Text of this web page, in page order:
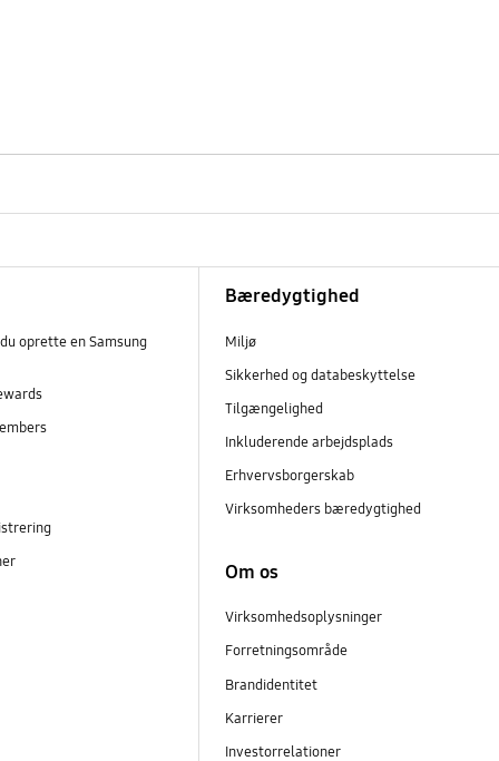
oprette en Samsung
Bæredygtighed
Miljø
Sikkerhed og databeskyttelse
Tilgængelighed
Inkluderende arbejdsplads
Erhvervsborgerskab
Virksomheders bæredygtighed
Om os
Virksomhedsoplysninger
Forretningsområde
Brandidentitet
Karrierer
Investorrelationer